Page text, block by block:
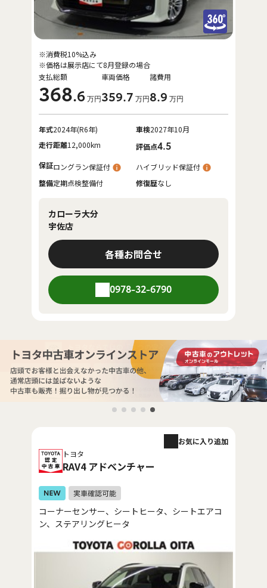
支払総額
368.6 万円
車両価格
359.7 万円
諸費用
8.9 万円
※消費税10%込み
※価格は展示店にて8月登録の場合
年式2024年(R6年) 車検2027年10月
走行距離12,000km 評価点4.5
保証ロングラン保証付
ハイブリッド保証付
整備定期点検整備付 修復歴なし
カローラ大分
宇佐店
各種お問合せ
0978-32-6790
トヨタ
RAV4 アドベンチャー
お気に入り追加
コーナーセンサー、シートヒータ、シートエアコ
ン、ステアリングヒータ